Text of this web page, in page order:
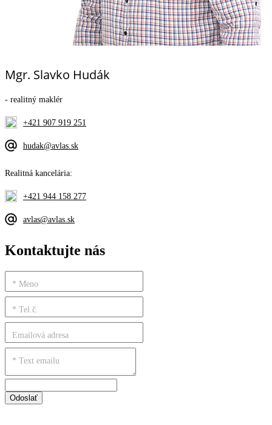
Mgr. Slavko Hudák
- realitný maklér
+421 907 919 251
hudak@avlas.sk
Realitná kancelária:
+421 944 158 277
avlas@avlas.sk
Kontaktujte nás
* Meno
* Tel.č.
Emailová adresa
* Text emailu